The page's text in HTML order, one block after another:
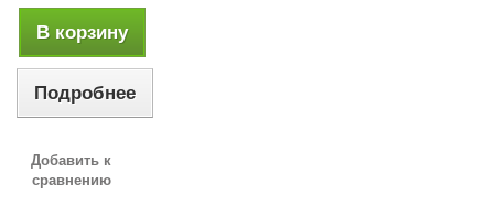
В корзину
Подробнее
Добавить к
сравнению